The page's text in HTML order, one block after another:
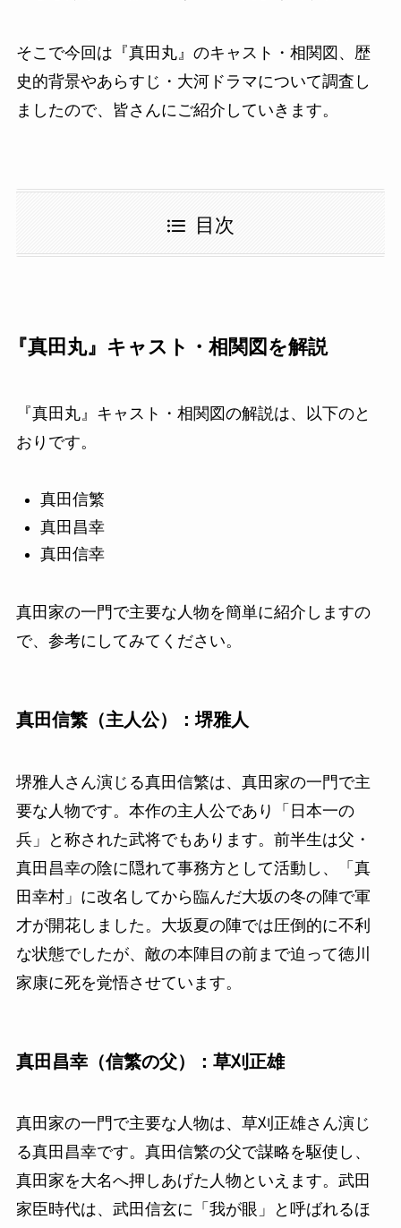
そこで今回は『真田丸』のキャスト・相関図、歴
史的背景やあらすじ・大河ドラマについて調査し
ましたので、皆さんにご紹介していきます。
目次
『真田丸』キャスト・相関図を解説
『真田丸』キャスト・相関図の解説は、以下のと
おりです。
真田信繁
真田昌幸
真田信幸
真田家の一門で主要な人物を簡単に紹介しますの
で、参考にしてみてください。
真田信繁（主人公）：堺雅人
堺雅人さん演じる真田信繁は、真田家の一門で主
要な人物です。本作の主人公であり「日本一の
兵」と称された武将でもあります。前半生は父・
真田昌幸の陰に隠れて事務方として活動し、「真
田幸村」に改名してから臨んだ大坂の冬の陣で軍
才が開花しました。大坂夏の陣では圧倒的に不利
な状態でしたが、敵の本陣目の前まで迫って徳川
家康に死を覚悟させています。
真田昌幸（信繁の父）：草刈正雄
真田家の一門で主要な人物は、草刈正雄さん演じ
る真田昌幸です。真田信繁の父で謀略を駆使し、
真田家を大名へ押しあげた人物といえます。武田
家臣時代は、武田信玄に「我が眼」と呼ばれるほ